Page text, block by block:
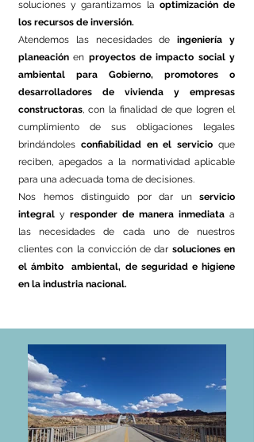
soluciones y garantizamos la optimización de
los recursos de inversión.
Atendemos las necesidades deingeniería y
planeación en proyectos de impacto social y
ambiental
para Gobierno, promotores o
desarrolladores de vivienda y empresas
constructoras, con la finalidad de que logren el
cumplimiento de sus obligaciones legales
brindándoles confiabilidad en el servicio que
reciben, apegados a la normatividad aplicable
para una adecuada toma de decisiones.
Nos hemos distinguido por dar un servicio
integral y responder de manera inmediata a
las necesidades de cada uno de nuestros
clientes con la convicción de dar soluciones en
el ámbito ambiental, de seguridad e higiene
en la industria nacional.